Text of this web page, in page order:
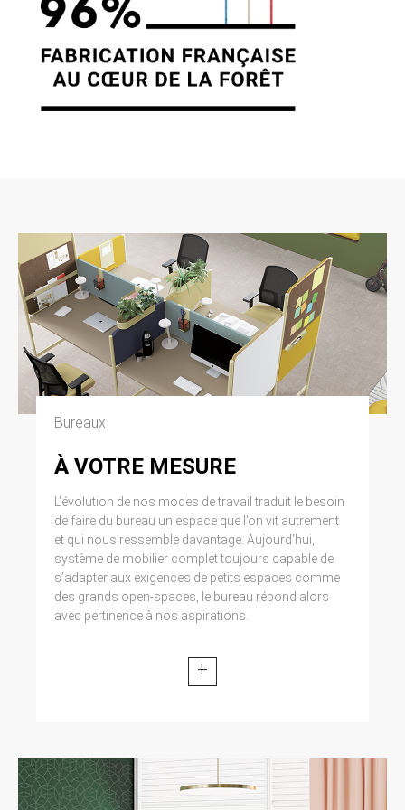
Bureaux
À VOTRE MESURE
L’évolution de nos modes de travail traduit le besoin
de faire du bureau un espace que l’on vit autrement
et qui nous ressemble davantage. Aujourd’hui,
système de mobilier complet toujours capable de
s’adapter aux exigences de petits espaces comme
des grands open-spaces, le bureau répond alors
avec pertinence à nos aspirations.
+
dispositions des articles 38 et suivants de la loi
78-17 du 6 janvier 1978 relative à
utilisateur dispose d’un droit d’accès, de
rectification et d’opposition aux données
personnelles le concernant, en effectuant sa
demande écrite et signée, accompagnée
vendue sur un support quelconque à des tiers.
Seule l’hypothèse du rachat de CLEN et de ses
droits permettrait la transmission des dites
informations à l’éventuel acquéreur qui serait à
son tour tenu de la même obligation de
conservation et de modification des données
vis à vis de l’utilisateur du site https://clen.fr. Les
bases de données sont protégées par les
dispositions de la loi du 1er juillet 1998
transposant la directive 96/9 du 11 mars 1996
relative à la protection juridique des bases de
données.
8. LIENS HYPERTEXTES ET
COOKIES.
Le site https://clen.fr contient un certain
nombre de liens hypertextes vers d’autres
sites, mis en place avec l’autorisation de CLEN.
Cependant, CLEN n’a pas la possibilité de
vérifier le contenu des sites ainsi visités, et
n’assumera en conséquence aucune
responsabilité de ce fait. La navigation sur le
l’installation de cookie(s) sur l’ordinateur de
l’utilisateur. Un cookie est un fichier de petite
obtenues visent à faciliter la navigation
ultérieure sur le site, et ont également vocation
à permettre diverses mesures de